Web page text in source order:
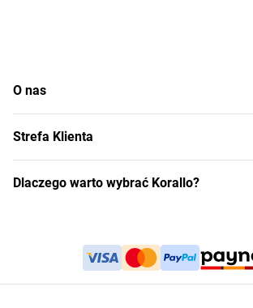
O nas
Strefa Klienta
Dlaczego warto wybrać Korallo?